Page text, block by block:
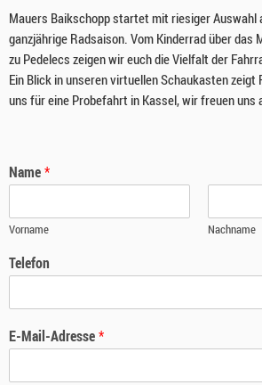
Mauers Baikschopp startet mit riesiger Auswahl
ganzjährige Radsaison. Vom Kinderrad über das
zu Pedelecs zeigen wir euch die Vielfalt der
Ein Blick in unseren virtuellen Schaukasten zeigt
uns für eine Probefahrt in Kassel, wir freuen uns
Name*
Vorname Nachname
Telefon
E-Mail-Adresse*